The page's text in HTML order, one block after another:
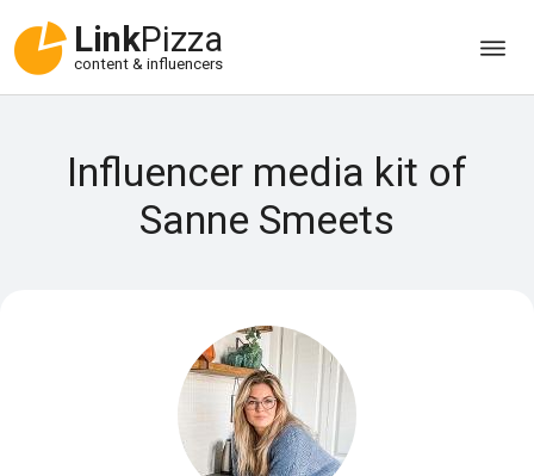
LinkPizza
content & influencers
Influencer media kit of
Sanne Smeets